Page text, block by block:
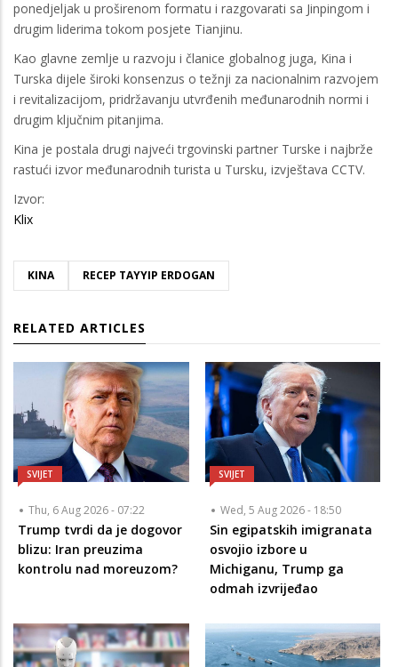
ponedjeljak u proširenom formatu i razgovarati sa Jinpingom i
drugim liderima tokom posjete Tianjinu.
Kao glavne zemlje u razvoju i članice globalnog juga, Kina i
Turska dijele široki konsenzus o težnji za nacionalnim razvojem
i revitalizacijom, pridržavanju utvrđenih međunarodnih normi i
drugim ključnim pitanjima.
Kina je postala drugi najveći trgovinski partner Turske i najbrže
rastući izvor međunarodnih turista u Tursku, izvještava CCTV.
Izvor:
Klix
KINA RECEP TAYYIP ERDOGAN
RELATED ARTICLES
SVIJET
Thu, 6 Aug 2026 - 07:22
Trump tvrdi da je dogovor
blizu: Iran preuzima
kontrolu nad moreuzom?
SVIJET
Wed, 5 Aug 2026 - 18:50
Sin egipatskih imigranata
osvojio izbore u
Michiganu, Trump ga
odmah izvrijeđao